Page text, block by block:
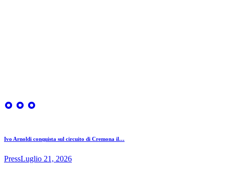
Ivo Arnoldi conquista sul circuito di Cremona il…
PressLuglio 21, 2026